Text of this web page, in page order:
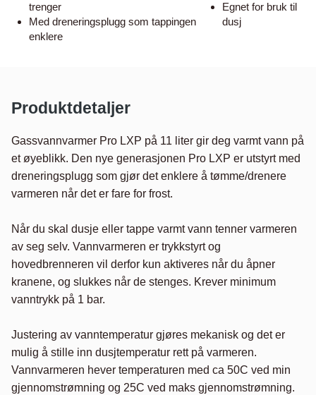
trenger
Med dreneringsplugg som tappingen
enklere
Egnet for bruk til
dusj
Produktdetaljer
Gassvannvarmer Pro LXP på 11 liter gir deg varmt vann på
et øyeblikk. Den nye generasjonen Pro LXP er utstyrt med
dreneringsplugg som gjør det enklere å tømme/drenere
varmeren når det er fare for frost.
Når du skal dusje eller tappe varmt vann tenner varmeren
av seg selv. Vannvarmeren er trykkstyrt og
hovedbrenneren vil derfor kun aktiveres når du åpner
kranene, og slukkes når de stenges. Krever minimum
vanntrykk på 1 bar.
Justering av vanntemperatur gjøres mekanisk og det er
mulig å stille inn dusjtemperatur rett på varmeren.
Vannvarmeren hever temperaturen med ca 50C ved min
gjennomstrømning og 25C ved maks gjennomstrømning.